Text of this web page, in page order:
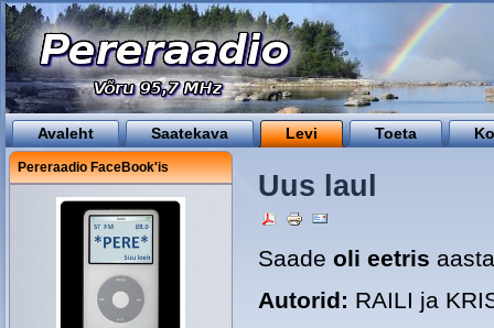
Avaleht Saatekava Levi Toeta
Pereraadio FaceBook'is
Uus laul
Saade oli eetris
Autorid: RAILI ja